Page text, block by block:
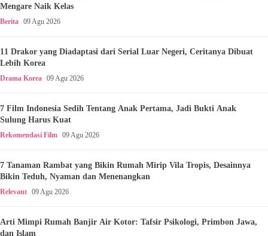
Mengare Naik Kelas
Berita 09 Agu 2026
11 Drakor yang Diadaptasi dari Serial Luar Negeri, Ceritanya Dibuat
Lebih Korea
Drama Korea 09 Agu 2026
7 Film Indonesia Sedih Tentang Anak Pertama, Jadi Bukti Anak
Sulung Harus Kuat
Rekomendasi Film 09 Agu 2026
7 Tanaman Rambat yang Bikin Rumah Mirip Vila Tropis, Desainnya
Bikin Teduh, Nyaman dan Menenangkan
Relevant 09 Agu 2026
Arti Mimpi Rumah Banjir Air Kotor: Tafsir Psikologi, Primbon Jawa,
dan Islam